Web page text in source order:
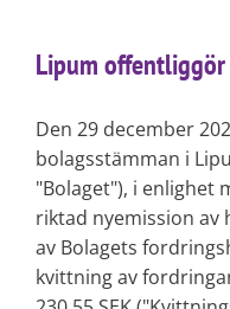
Lipum
Den 29 december
bolagsstämman i
"Bolaget"), i enlighet
riktad nyemission av
av Bolagets
kvittning av